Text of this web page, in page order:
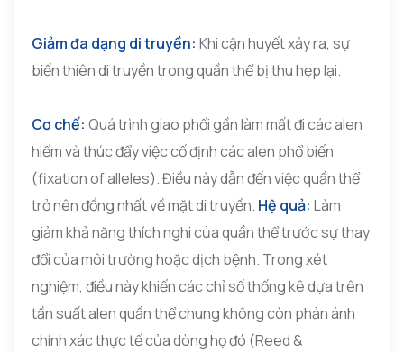
Giảm đa dạng di truyền: Khi cận huyết xảy ra, sự
biến thiên di truyền trong quần thể bị thu hẹp lại.
Cơ chế: Quá trình giao phối gần làm mất đi các alen
hiếm và thúc đẩy việc cố định các alen phổ biến
(fixation of alleles). Điều này dẫn đến việc quần thể
trở nên đồng nhất về mặt di truyền. Hệ quả: Làm
giảm khả năng thích nghi của quần thể trước sự thay
đổi của môi trường hoặc dịch bệnh. Trong xét
nghiệm, điều này khiến các chỉ số thống kê dựa trên
tần suất alen quần thể chung không còn phản ánh
chính xác thực tế của dòng họ đó (Reed &